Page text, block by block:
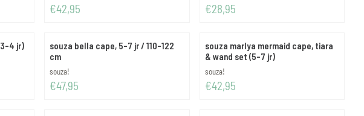
Prijs: 42,95
€42,95 Prijs: 28,95
€28,95
4 jr)
souza bella cape, 5-7 jr / 110-122
cm
Merk:
souza!
Prijs: 47,95
€47,95
souza marlya mermaid cape, tiara
& wand set (5-7 jr)
Merk:
souza!
Prijs: 42,95
€42,95